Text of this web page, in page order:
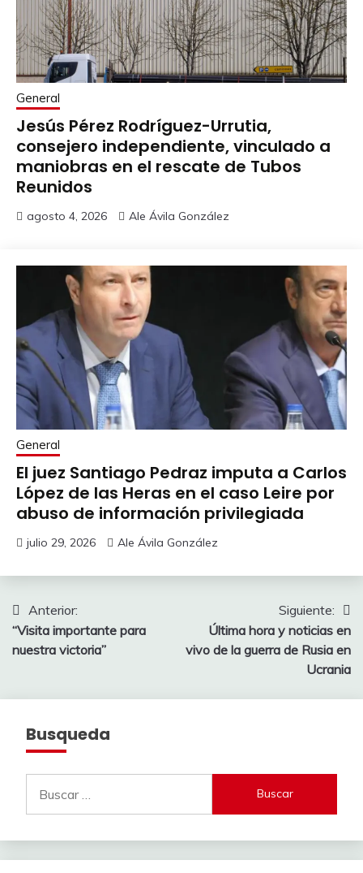
General
Jesús Pérez Rodríguez-Urrutia,
consejero independiente, vinculado a
maniobras en el rescate de Tubos
Reunidos
agosto 4, 2026 Ale Ávila González
General
El juez Santiago Pedraz imputa a Carlos
López de las Heras en el caso Leire por
abuso de información privilegiada
julio 29, 2026 Ale Ávila González
Navegación
de
Anterior:
“Visita importante para
nuestra victoria”
Siguiente:
Última hora y noticias en
vivo de la guerra de Rusia en
Ucrania
Busqueda